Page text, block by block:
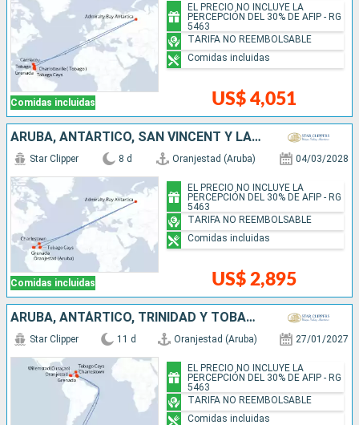
Comidas incluidas US$ 4,051
EL PRECIO NO INCLUYE LA
PERCEPCIÓN DEL 30% DE AFIP - RG
5463
TARIFA NO REEMBOLSABLE
Comidas incluidas
ARUBA, ANTÁRTICO, SAN VINCENT Y LAS GRANADINAS, GRENADA
Comidas incluidas
Star Clipper 8 d Oranjestad (Aruba) 04/03/2028
US$ 2,895
EL PRECIO NO INCLUYE LA
PERCEPCIÓN DEL 30% DE AFIP - RG
5463
TARIFA NO REEMBOLSABLE
Comidas incluidas
ARUBA, ANTÁRTICO, TRINIDAD Y TOBAGO, SAN VINCENT Y LAS GRANADINAS, GRENADA
Star Clipper 11 d Oranjestad (Aruba) 27/01/2027
EL PRECIO NO INCLUYE LA
PERCEPCIÓN DEL 30% DE AFIP - RG
5463
TARIFA NO REEMBOLSABLE
Comidas incluidas